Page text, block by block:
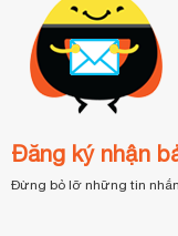
Đăng ký nhận
Đừng bỏ lỡ những tin